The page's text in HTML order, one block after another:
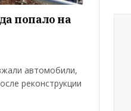
попало на
автомобили,
реконcтрукции